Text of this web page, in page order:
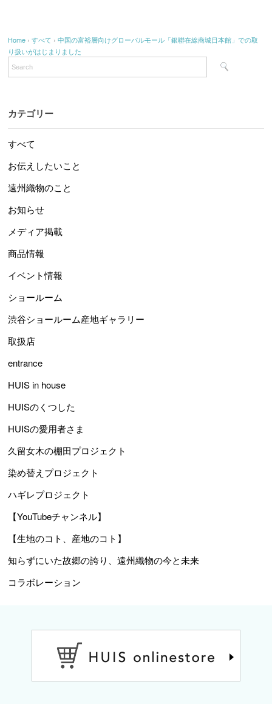
Home ›すべて ›中国の富裕層向けグローバルモール「銀聯在線商城日本館」での取
り扱いがはじまりました
カテゴリー
すべて
お伝えしたいこと
遠州織物のこと
お知らせ
メディア掲載
商品情報
イベント情報
ショールーム
渋谷ショールーム産地ギャラリー
取扱店
entrance
HUIS in house
HUISのくつした
HUISの愛用者さま
久留女木の棚田プロジェクト
染め替えプロジェクト
ハギレプロジェクト
【YouTubeチャンネル】
【生地のコト、産地のコト】
知らずにいた故郷の誇り、遠州織物の今と未来
コラボレーション